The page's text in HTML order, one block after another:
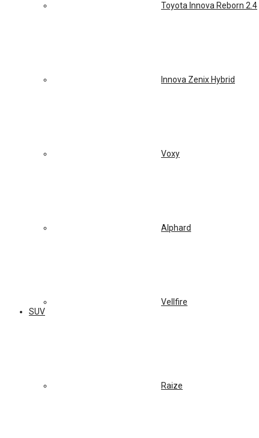
Toyota Innova Reborn 2.4
Innova Zenix Hybrid
Voxy
Alphard
Vellfire
SUV
Raize